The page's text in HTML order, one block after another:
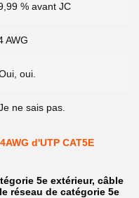
% avant JC
AWG
oui.
ne sais pas.
d'UTP CAT5E
5e extérieur, câble
réseau de catégorie 5e